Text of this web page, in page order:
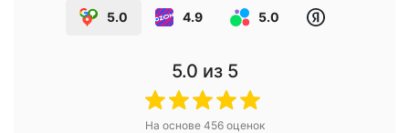
5.0 4.9 5.0
5.0 из 5
На основе 456оценок